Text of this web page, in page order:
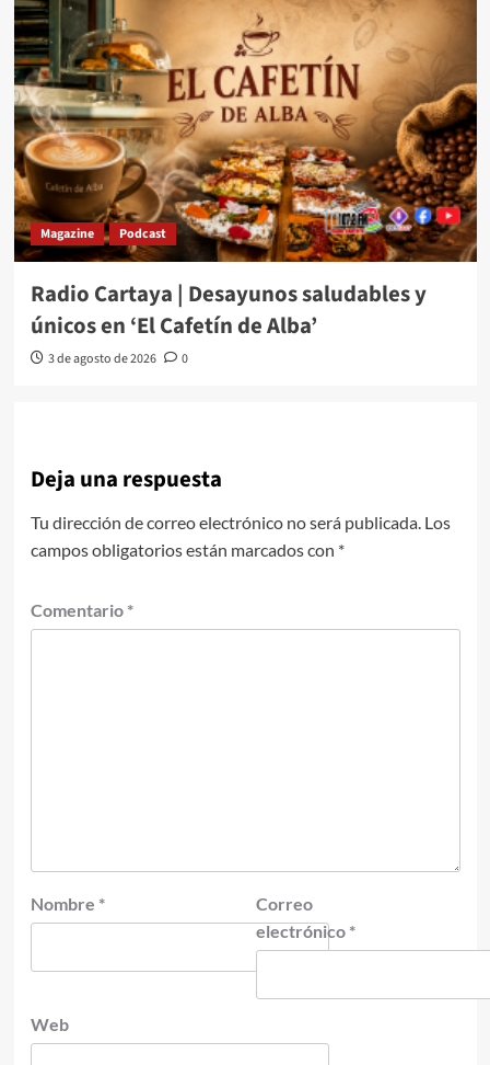
Magazine Podcast
Radio Cartaya | Desayunos saludables y
únicos en ‘El Cafetín de Alba’
3 de agosto de 2026 0
Deja una respuesta
Tu dirección de correo electrónico no será publicada. Los
campos obligatorios están marcados con *
Comentario *
Nombre *
Correo
electrónico *
Web